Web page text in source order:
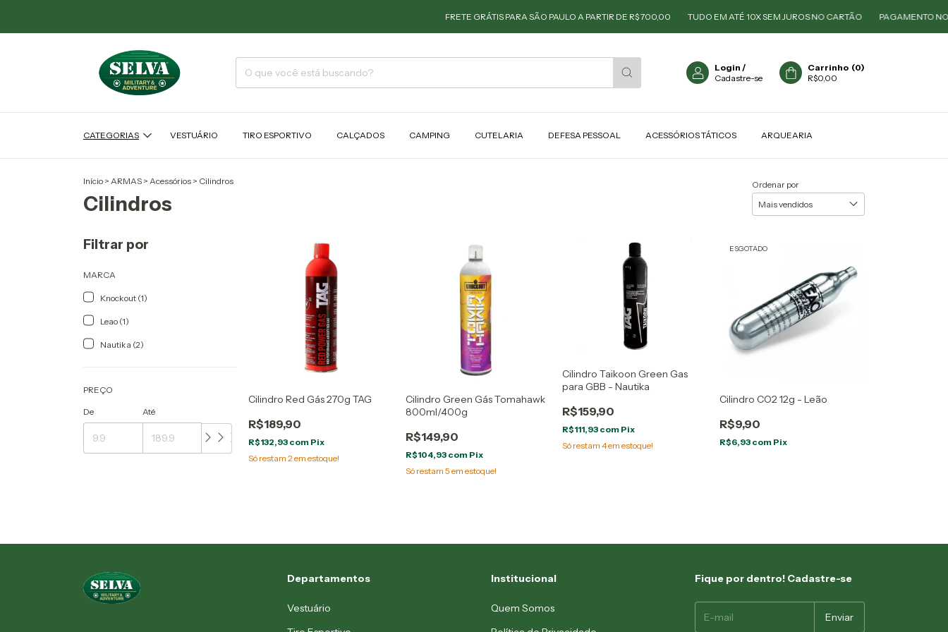
FRETE GRÁTIS PARA SÃO PAULO A PARTIR DE R$ 700,00 TUDO EM ATÉ 10X SEM JUROS NO CARTÃO PAGAMENTO NO
Login /
Cadastre-se
Carrinho (0)
R$0,00
CATEGORIAS VESTUÁRIO TIRO ESPORTIVO CALÇADOS CAMPING CUTELARIA DEFESA PESSOAL ACESSÓRIOS TÁTICOS ARQUEARIA
Início > ARMAS > Acessórios > Cilindros
Cilindros
Ordenar por
Filtrar por
MARCA
Knockout (1)
Leao (1)
Nautika (2)
PREÇO
De Até
Cilindro Red Gás 270g TAG
R$189,90
R$132,93 com Pix
Só restam2em estoque!
Cilindro Green Gás Tomahawk
800ml/400g
R$149,90
R$104,93 com Pix
Só restam 5 em estoque!
Cilindro Taikoon Green Gas
para GBB - Nautika
R$159,90
R$111,93 com Pix
Só restam4em estoque!
ESGOTADO
Cilindro CO2 12g - Leão
R$9,90
R$6,93 com Pix
Departamentos
Vestuário
Institucional
Quem Somos
Fique por dentro! Cadastre-se